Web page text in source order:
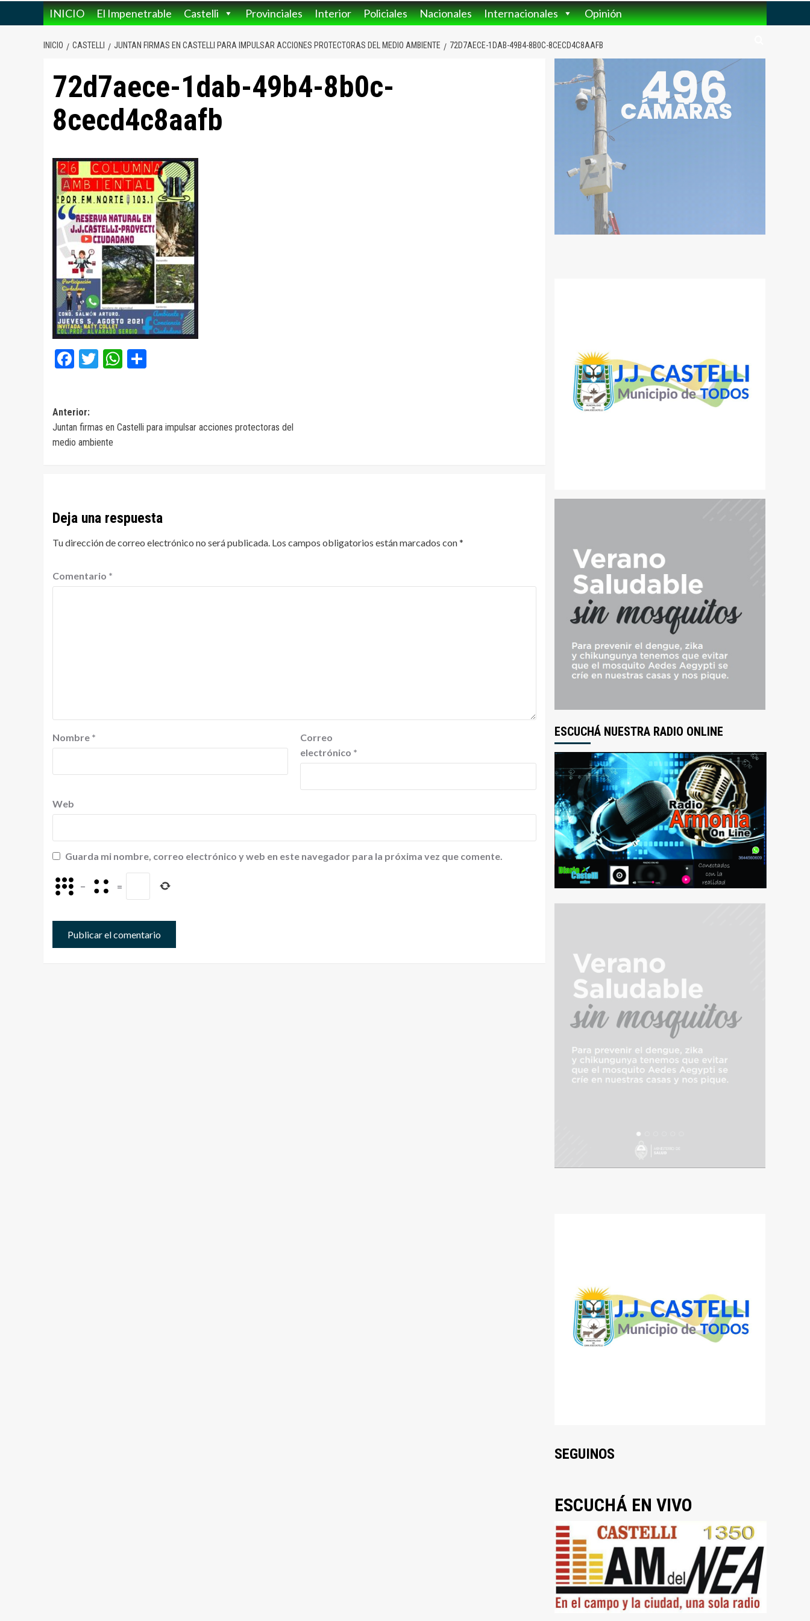
INICIO El Impenetrable Castelli Provinciales Interior Policiales Nacionales Internacionales Opinión
INICIO CASTELLI JUNTAN FIRMAS EN CASTELLI PARA IMPULSAR ACCIONES PROTECTORAS DEL MEDIO AMBIENTE 72D7AECE-1DAB-49B4-8B0C-8CECD4C8AAFB
72d7aece-1dab-49b4-8b0c-
8cecd4c8aafb
Facebook
TwitterWhatsApp
Navegación
de
Anterior:
Juntan firmas en Castelli para impulsar acciones protectoras del
medio ambiente
Deja una respuesta
Tu dirección de correo electrónico no será publicada. Los campos obligatorios están marcados con*
Comentario *
Nombre *
Correo
electrónico *
Web
Guarda mi nombre, correo electrónico y web en este navegador para la próxima vez que comente.
− =
ESCUCHÁ NUESTRA RADIO ONLINE
SEGUINOS
ESCUCHÁ EN VIVO